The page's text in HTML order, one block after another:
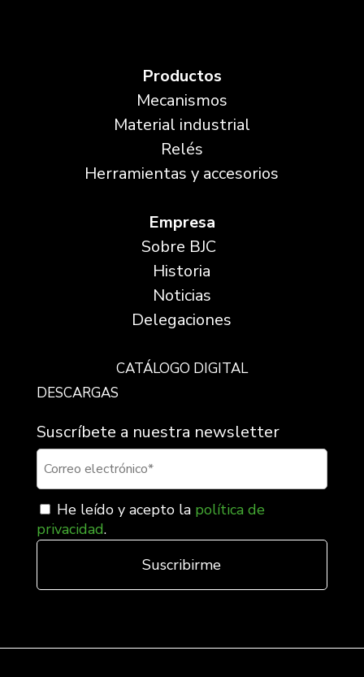
Productos
Mecanismos
Material industrial
Relés
Herramientas y accesorios
Empresa
Sobre BJC
Historia
Noticias
Delegaciones
CATÁLOGO DIGITAL
DESCARGAS
Suscríbete a nuestra newsletter
He leído y acepto la política de
privacidad.